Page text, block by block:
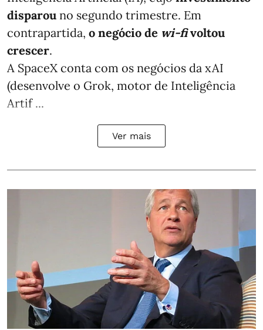
disparou no segundo trimestre. Em
contrapartida, o negócio de wi-fivoltou
crescer.
A SpaceX conta com os negócios da xAI
(desenvolve o Grok, motor de Inteligência
Artif ...
Ver mais